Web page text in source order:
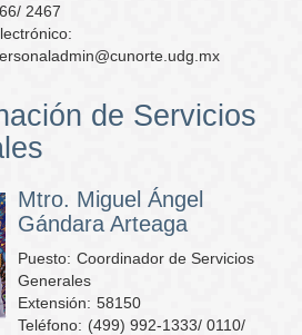
2467
de Servicios
Mtro. Miguel Ángel
Gándara Arteaga
Puesto: Coordinador de Servicios
Generales
Extensión: 58150
Teléfono: (499) 992-1333/ 0110/